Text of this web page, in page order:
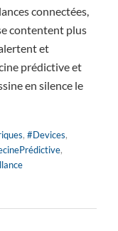
connectées,
contentent plus
et
prédictive et
en silence le
, #Devices,
,